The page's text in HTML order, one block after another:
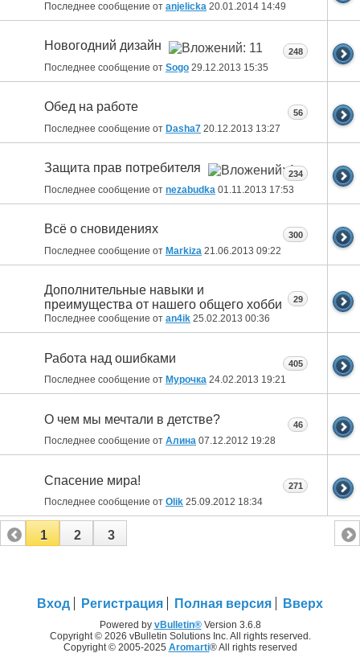
Последнее сообщение от anjelicka 20.01.2014 14:49
Новогодний дизайн
Последнее сообщение от Sogo 29.12.2013 15:35
248
Обед на работе
Последнее сообщение от Dasha7 20.12.2013 13:27
56
Защита прав потребителя
Последнее сообщение от nezabudka 01.11.2013 17:53
234
Всё о сновидениях
Последнее сообщение от Markiza 21.06.2013 09:22
300
Дополнительные навыки и
преимущества от нашего общего хобби
Последнее сообщение от an4ik 25.02.2013 00:36
29
Работа над ошибками
Последнее сообщение от Мурочка 24.02.2013 19:21
405
О чем мы мечтали в детстве?
Последнее сообщение от Алина 07.12.2012 19:28
46
Спасение мира!
Последнее сообщение от Olik 25.09.2012 18:34
271
1 2 3
Вход Регистрация Полная версия Вверх
Powered by vBulletin®Version 3.6.8
Copyright © 2026 vBulletin Solutions Inc. All rights reserved.
Copyright © 2005-2025 Aromarti® All rights reserved